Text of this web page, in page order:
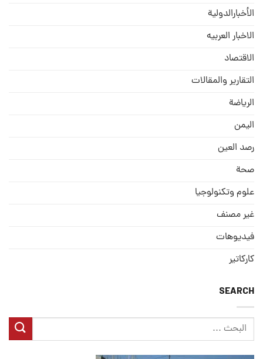
الأخبارالدولية
الاخبار العربيه
الاقتصاد
التقارير والمقالات
الریاضة
الیمن
رصد العین
صحة
علوم وتكنولوجيا
غير مصنف
فيديوهات
كاركاتير
SEARCH